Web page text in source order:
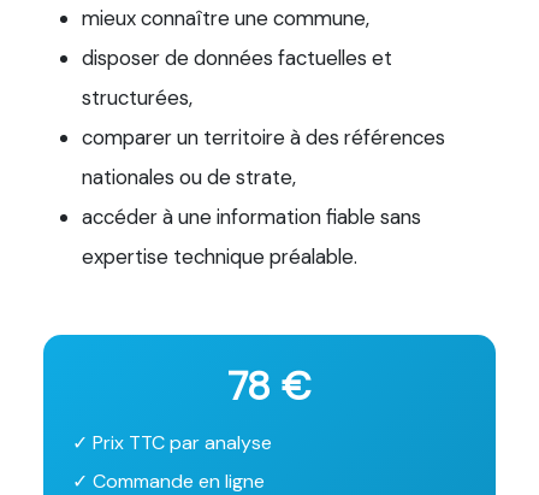
mieux connaître une commune,
disposer de données factuelles et
structurées,
comparer un territoire à des références
nationales ou de strate,
accéder à une information fiable sans
expertise technique préalable.
78 €
✓ Prix TTC par analyse
✓ Commande en ligne